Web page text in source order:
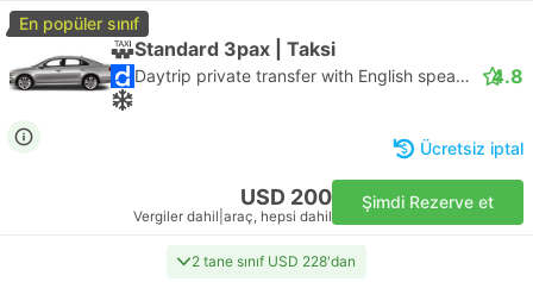
En popüler sınıf
Standard 3pax | Taksi
Daytrip private transfer with English speaking driver 4.8
Ücretsiz iptal
USD 200
Vergiler dahil araç, hepsi dahil
Şimdi Rezerve et
2 tane sınıf USD 228'dan